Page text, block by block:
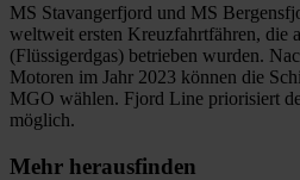
MS Stavangerfjord und MS
weltweit ersten Kreuzfahrtfähren, die
(Flüssigerdgas) betrieben wurden.
Motoren im Jahr 2023 können die
MGO wählen. Fjord Line priorisiert
möglich.
Mehr herausfinden